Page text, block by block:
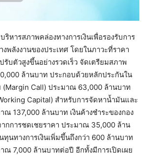
หารสภาพคล่องทางการเงินเพื่อรองรับการ
พลังงานของประเทศ โดยในภาวะที่ราคา
บตัวสูงขึ้นอย่างรวดเร็ว จัดเตรียมสภาพ
ล้านบาท ประกอบด้วยหลักประกันใน
Call) ประมาณ 63,000 ล้านบาท
Capital) สำหรับการจัดหาน้ำมันและ
ณ 137,000 ล้านบาท เงินค้างชำระของกอง
กการชดเชยราคา ประมาณ 35,000 ล้าน
ทุนทางการเงินเพิ่มขึ้นถึงกว่า 600 ล้านบาท
ณ 7,000 ล้านบาทต่อปี อีกทั้งมีการเปิดเผย